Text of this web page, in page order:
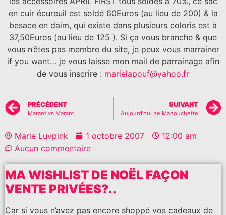
en cuir écureuil est soldé 60Euros (au lieu de 200) & la
besace en daim, qui existe dans plusieurs coloris est à
37,50Euros (au lieu de 125 ). Si ça vous branche & que
vous n’êtes pas membre du site, je peux vous marrainer
if you want… je vous laisse mon mail de parrainage afin
de vous inscrire : marielapouf@yahoo.fr
PRÉCÉDENT
Marant vs Marant
SUIVANT
Aujourd’hui be Manouchette
Marie Luvpink 1 octobre 2007
12:00 am
Aucun commentaire
MA WISHLIST DE NOËL FAÇON
VENTE PRIVÉES?..
Car si vous n’avez pas encore shoppé vos cadeaux de